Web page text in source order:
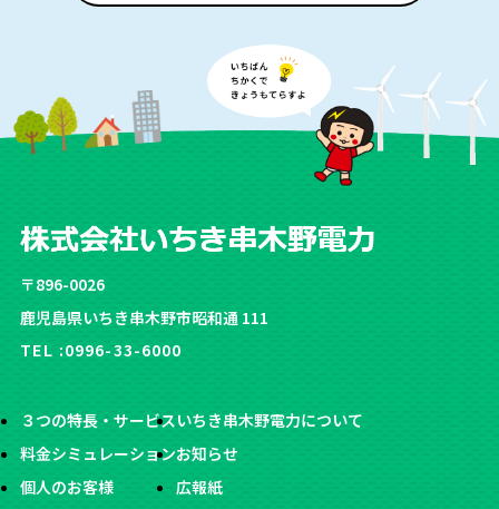
〒896-0026
鹿児島県いちき串木野市昭和通 111
TEL :0996-33-6000
３つの特長・サービス
料金シミュレーション
個人のお客様
いちき串木野電力について
お知らせ
広報紙